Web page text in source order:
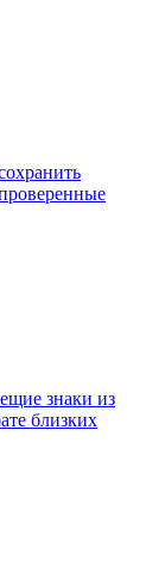
знаки из
близких